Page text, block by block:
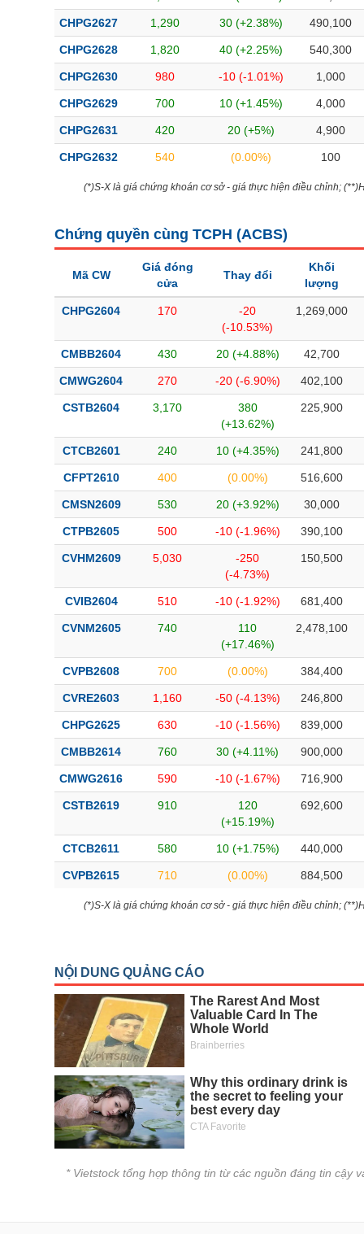
CHPG2627 1,290 30 (+2.38%) 490,100
CHPG2628 1,820 40 (+2.25%) 540,300
CHPG2630 980 -10 (-1.01%) 1,000
CHPG2629 700 10 (+1.45%) 4,000
CHPG2631 420 20 (+5%) 4,900
CHPG2632 540 (0.00%) 100
(*)S-X là giá chứng khoán cơ sở - giá thực hiện điều chỉnh;
Chứng quyền cùng TCPH (ACBS)
Mã CW
Giá đóng
cửa
Thay đổi
Khối
lượng
CHPG2604 170
-20
(-10.53%)
1,269,000
CMBB2604 430 20 (+4.88%) 42,700
CMWG2604 270 -20 (-6.90%) 402,100
CSTB2604 3,170
380
(+13.62%)
225,900
CTCB2601 240 10 (+4.35%) 241,800
CFPT2610 400 (0.00%) 516,600
CMSN2609 530 20 (+3.92%) 30,000
CTPB2605 500 -10 (-1.96%) 390,100
CVHM2609 5,030
-250
(-4.73%)
150,500
CVIB2604 510 -10 (-1.92%) 681,400
CVNM2605 740
110
(+17.46%)
2,478,100
CVPB2608 700 (0.00%) 384,400
CVRE2603 1,160 -50 (-4.13%) 246,800
CHPG2625 630 -10 (-1.56%) 839,000
CMBB2614 760 30 (+4.11%) 900,000
CMWG2616 590 -10 (-1.67%) 716,900
CSTB2619 910
120
(+15.19%)
692,600
CTCB2611 580 10 (+1.75%) 440,000
CVPB2615 710 (0.00%) 884,500
(*)S-X là giá chứng khoán cơ sở - giá thực hiện điều chỉnh;
* Vietstock tổng hợp thông tin từ các nguồn đáng tin cậy